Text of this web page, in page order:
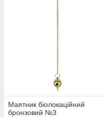
Маятник біолокаційний
бронзовий №3